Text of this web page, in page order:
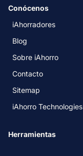
Conócenos
iAhorradores
Blog
Sobre iAhorro
Contacto
Sitemap
iAhorro Technologies
Herramientas